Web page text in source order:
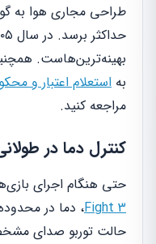
طراحی مجاری هوا به
بهینه‌ترین‌هاست.
به استعلام اعتبار و
مراجعه کنید.
کنترل دما در
حتی هنگام اجرای
Fight 3، دما در
حالت توربو صدای